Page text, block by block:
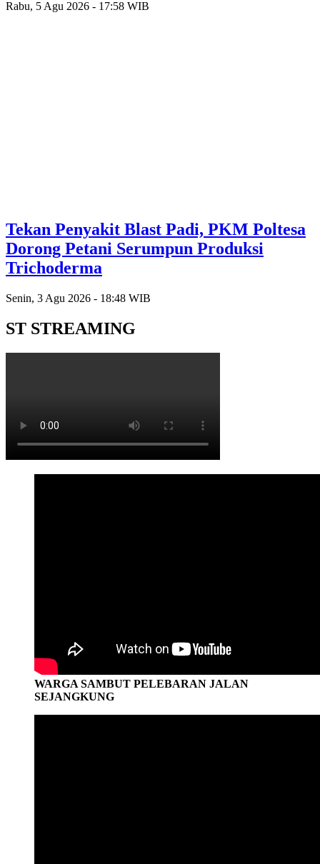
Rabu, 5 Agu 2026 - 17:58 WIB
Tekan Penyakit Blast Padi, PKM Poltesa
Dorong Petani Serumpun Produksi
Trichoderma
Senin, 3 Agu 2026 - 18:48 WIB
ST STREAMING
WARGA SAMBUT PELEBARAN JALAN
SEJANGKUNG